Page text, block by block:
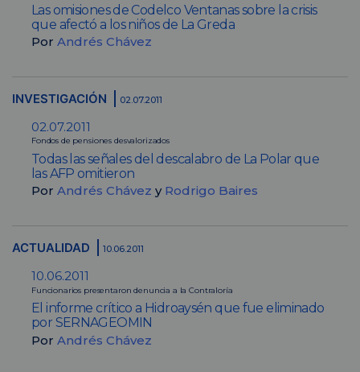
Las omisiones de Codelco Ventanas sobre la crisis
que afectó a los niños de La Greda
Por Andrés Chávez
INVESTIGACIÓN 02.07.2011
02.07.2011
Fondos de pensiones desvalorizados
Todas las señales del descalabro de La Polar que
las AFP omitieron
Por Andrés Chávez y Rodrigo Baires
ACTUALIDAD 10.06.2011
10.06.2011
Funcionarios presentaron denuncia a la Contraloría
El informe crítico a Hidroaysén que fue eliminado
por SERNAGEOMIN
Por Andrés Chávez